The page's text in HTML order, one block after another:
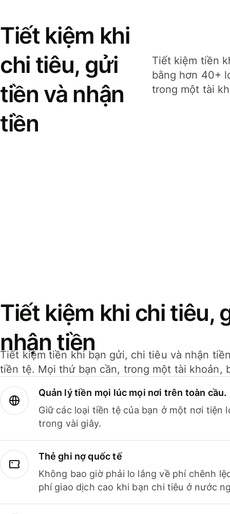
Tiết kiệm khi
chi tiêu, gửi
tiền và nhận
tiền
Tiết kiệm tiền
bằng hơn 40+
trong một tài
Tiết kiệm khi chi tiêu,
nhận tiền
Tiết kiệm tiền khi bạn gửi, chi tiêu và nhận
tiền tệ. Mọi thứ bạn cần, trong một tài khoản,
Quản lý tiền mọi lúc mọi nơi trên toàn cầu.
Giữ các loại tiền tệ của bạn ở một nơi tiện
trong vài giây.
Thẻ ghi nợ quốc tế
Không bao giờ phải lo lắng về phí chênh
phí giao dịch cao khi bạn chi tiêu ở nước